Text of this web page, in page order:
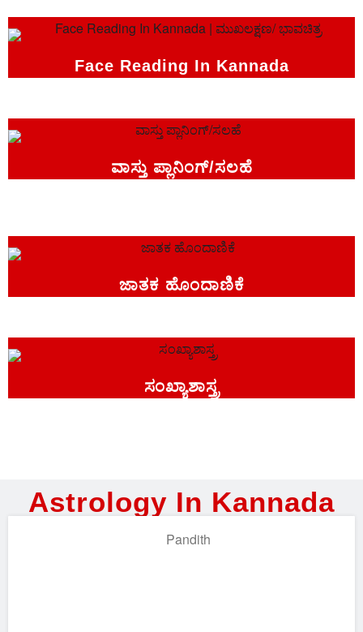
Face Reading In Kannada
ವಾಸ್ತು ಪ್ಲಾನಿಂಗ್/ಸಲಹೆ
ಜಾತಕ ಹೊಂದಾಣಿಕೆ
ಸಂಖ್ಯಾಶಾಸ್ತ್ರ
Astrology In Kannada